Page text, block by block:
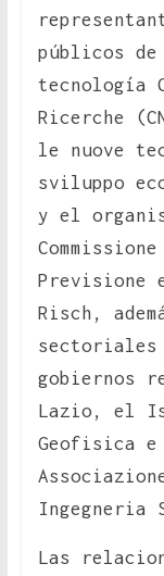
públicos
tecnología
Ricerche
le nuove
sviluppo
y el
Previsione
Risch,
sectoriales
gobiernos
Lazio, el
Geofisica
Ingegneria
Las